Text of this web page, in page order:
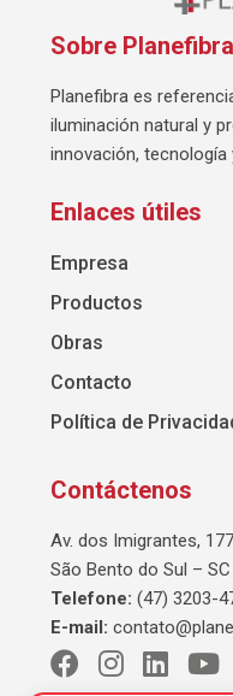
Sobre Planefibra
Planefibra es
iluminación natural y
innovación, tecnología
Enlaces útiles
Empresa
Productos
Obras
Contacto
Política de
Contáctenos
Av. dos Imigrantes,
São Bento do Sul –
Telefone: (47) 3203-
E-mail: